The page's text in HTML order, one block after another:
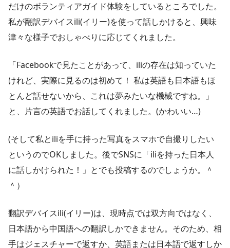
だけのボランティアガイド体験をしているところでした。
私が翻訳デバイスili(イリー)を使って話しかけると、興味
津々な様子でおしゃべりに応じてくれました。
「Facebookで見たことがあって、iliの存在は知っていた
けれど、実際に見るのは初めて！ 私は英語も日本語もほ
とんど話せないから、これは夢みたいな機械ですね。」
と、片言の英語でお話してくれました。(かわいい…)
(そして私とiliを手に持った写真をスマホで自撮りしたい
というのでOKしました。後でSNSに「iliを持った日本人
に話しかけられた！」とでも投稿するのでしょうか。＾
＾）
翻訳デバイスili(イリー)は、現時点では双方向ではなく、
日本語から中国語への翻訳しかできません。そのため、相
手はジェスチャーで返すか、英語または日本語で返すしか